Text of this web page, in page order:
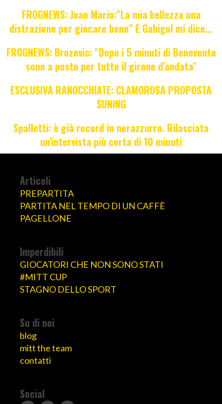
FROGNEWS: Joao Mario:"La mia bellezza una
distrazione per giocare bene" E Gabigol mi dice...
FROGNEWS: Brozovic: "Dopo i 5 minuti di Benevento
sono a posto per tutto il girone d'andata"
ESCLUSIVA RANOCCHIATE: CLAMOROSA PROPOSTA
SUNING
Spalletti: è già record in nerazzurro. Rilasciata
un'intervista più corta di 10 minuti
Articoli
PREPARTITA
PARTITA NEL TEMPO DI UN CAFFÈ
PAGELLONE
Imperdibili
GIOCATORI CHE NON SONO STATI
#MITT CUP
STAGNO DELLO SPORT
Su di noi
blog
mitt the team
contatti
Social